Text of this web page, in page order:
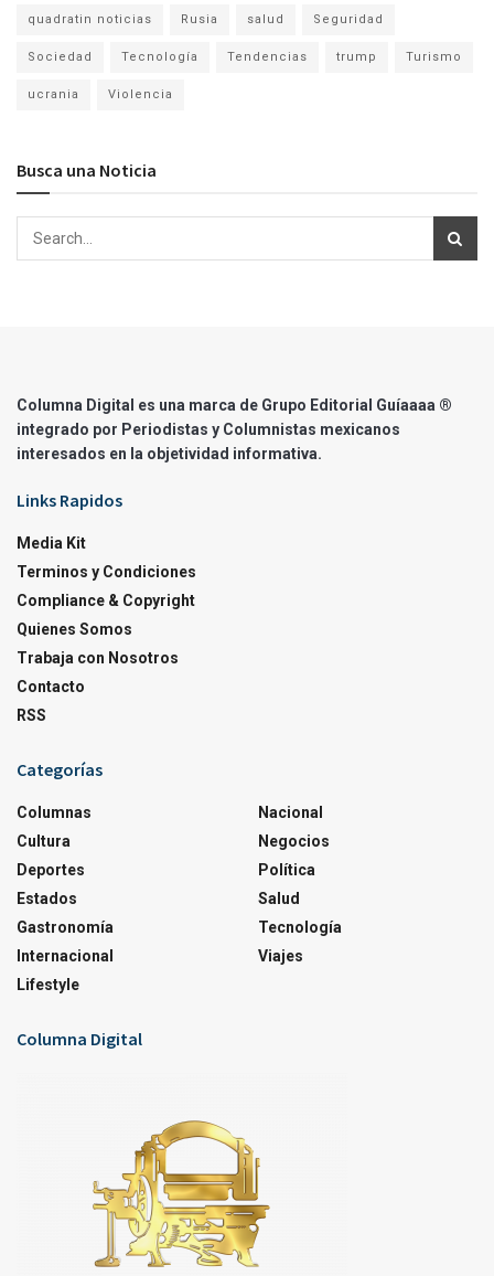
quadratin noticias Rusia salud Seguridad
Sociedad Tecnología Tendencias trump Turismo
ucrania Violencia
Busca una Noticia
Columna Digital es una marca de Grupo Editorial Guíaaaa ®
integrado por Periodistas y Columnistas mexicanos
interesados en la objetividad informativa.
Links Rapidos
Media Kit
Terminos y Condiciones
Compliance & Copyright
Quienes Somos
Trabaja con Nosotros
Contacto
RSS
Categorías
Columnas
Cultura
Deportes
Estados
Gastronomía
Internacional
Lifestyle
Nacional
Negocios
Política
Salud
Tecnología
Viajes
Columna Digital